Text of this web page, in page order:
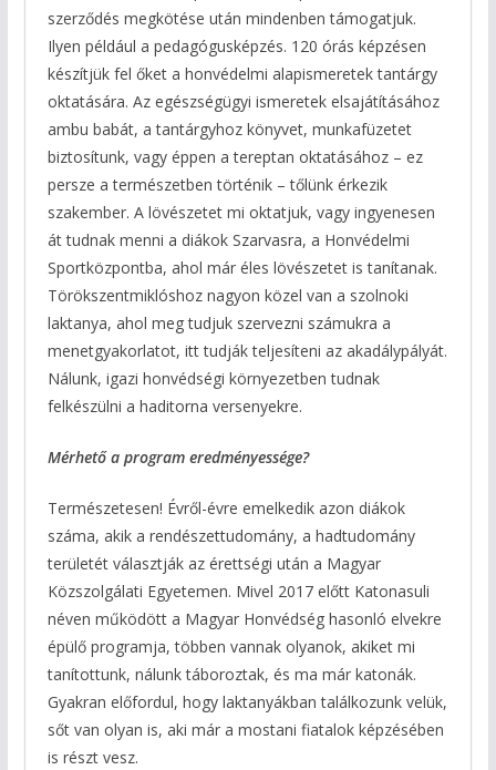
szerződés megkötése után mindenben támogatjuk.
Ilyen például a pedagógusképzés. 120 órás képzésen
készítjük fel őket a honvédelmi alapismeretek tantárgy
oktatására. Az egészségügyi ismeretek elsajátításához
ambu babát, a tantárgyhoz könyvet, munkafüzetet
biztosítunk, vagy éppen a tereptan oktatásához – ez
persze a természetben történik – tőlünk érkezik
szakember. A lövészetet mi oktatjuk, vagy ingyenesen
át tudnak menni a diákok Szarvasra, a Honvédelmi
Sportközpontba, ahol már éles lövészetet is tanítanak.
Törökszentmiklóshoz nagyon közel van a szolnoki
laktanya, ahol meg tudjuk szervezni számukra a
menetgyakorlatot, itt tudják teljesíteni az akadálypályát.
Nálunk, igazi honvédségi környezetben tudnak
felkészülni a haditorna versenyekre.
Mérhető a program eredményessége?
Természetesen! Évről-évre emelkedik azon diákok
száma, akik a rendészettudomány, a hadtudomány
területét választják az érettségi után a Magyar
Közszolgálati Egyetemen. Mivel 2017 előtt Katonasuli
néven működött a Magyar Honvédség hasonló elvekre
épülő programja, többen vannak olyanok, akiket mi
tanítottunk, nálunk táboroztak, és ma már katonák.
Gyakran előfordul, hogy laktanyákban találkozunk velük,
sőt van olyan is, aki már a mostani fiatalok képzésében
is részt vesz.